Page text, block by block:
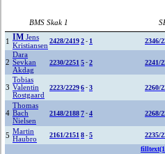
BMS Skak 1
1 IM Jens
Kristiansen
2428/24192 - 1 2346/
2
Dara
Sevkan
Akdag
2230/2251 5 - 2 2241/
3
Tobias
Valentin
Rostgaard
2223/22296 - 3 2260/
4
Thomas
Bach
Nielsen
2148/21887 - 4 2268/
5 Martin
Haubro
2161/2151 8 - 5 2235/